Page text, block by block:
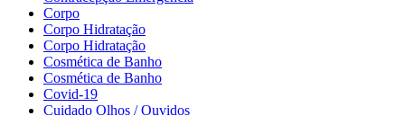
Corpo
Corpo Hidratação
Corpo Hidratação
Cosmética de Banho
Cosmética de Banho
Covid-19
Cuidado Olhos / Ouvidos